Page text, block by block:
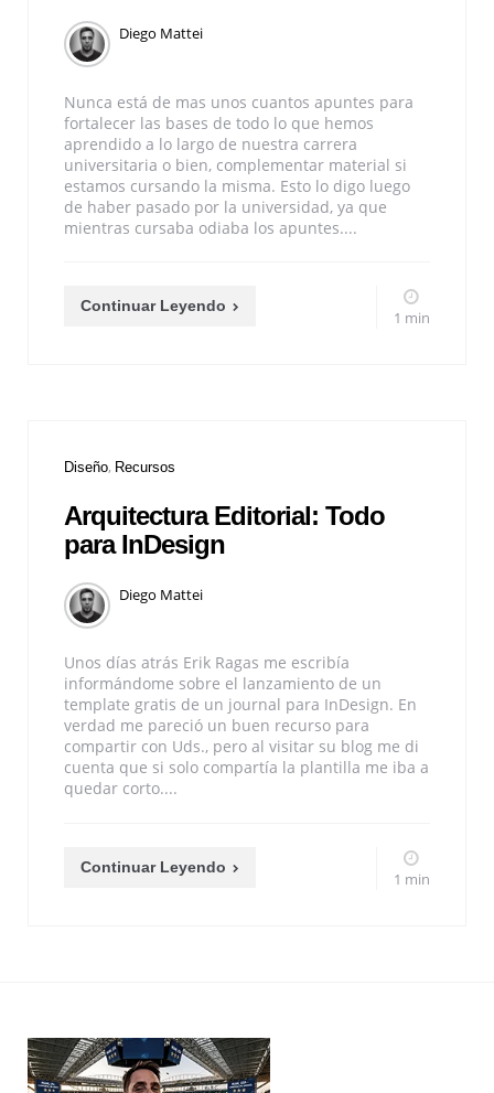
Diego Mattei
Nunca está de mas unos cuantos apuntes para
fortalecer las bases de todo lo que hemos
aprendido a lo largo de nuestra carrera
universitaria o bien, complementar material si
estamos cursando la misma. Esto lo digo luego
de haber pasado por la universidad, ya que
mientras cursaba odiaba los apuntes....
Continuar Leyendo
1 min
Diseño Recursos
Arquitectura Editorial: Todo
para InDesign
Diego Mattei
Unos días atrás Erik Ragas me escribía
informándome sobre el lanzamiento de un
template gratis de un journal para InDesign. En
verdad me pareció un buen recurso para
compartir con Uds., pero al visitar su blog me di
cuenta que si solo compartía la plantilla me iba a
quedar corto....
Continuar Leyendo
1 min